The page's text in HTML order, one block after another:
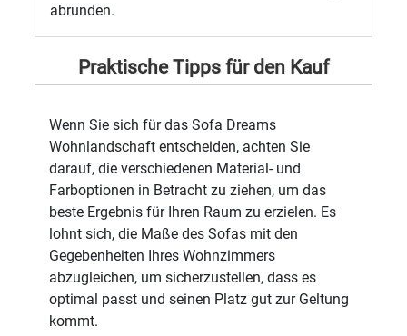
abrunden.
Praktische Tipps für den Kauf
Wenn Sie sich für das Sofa Dreams
Wohnlandschaft entscheiden, achten Sie
darauf, die verschiedenen Material- und
Farboptionen in Betracht zu ziehen, um das
beste Ergebnis für Ihren Raum zu erzielen. Es
lohnt sich, die Maße des Sofas mit den
Gegebenheiten Ihres Wohnzimmers
abzugleichen, um sicherzustellen, dass es
optimal passt und seinen Platz gut zur Geltung
kommt.